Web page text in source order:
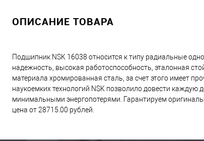
ОПИСАНИЕ ТОВАРА
Подшипник NSK 16038 относится к типу радиальные
надежность, высокая работоспособность, эталонная
материала хромированная сталь, за счет этого имеет
наукоемких технологий NSK позволило довести каждую
минимальными энергопотерями. Гарантируем
цена от 28715.00 рублей.